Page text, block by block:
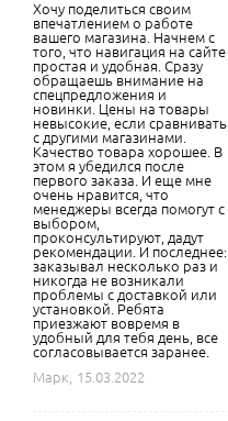
Хочу поделиться своим
впечатлением о работе
вашего магазина. Начнем с
того, что навигация на сайте
простая и удобная. Сразу
обращаешь внимание на
спецпредложения и
новинки. Цены на товары
невысокие, если сравнивать
с другими магазинами.
Качество товара хорошее. В
этом я убедился после
первого заказа. И еще мне
очень нравится, что
менеджеры всегда помогут с
выбором,
проконсультируют, дадут
рекомендации. И последнее:
заказывал несколько раз и
никогда не возникали
проблемы с доставкой или
установкой. Ребята
приезжают вовремя в
удобный для тебя день, все
согласовывается заранее.
Марк,
15.03.2022